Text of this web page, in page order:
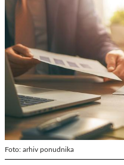
Foto: arhiv ponudnika